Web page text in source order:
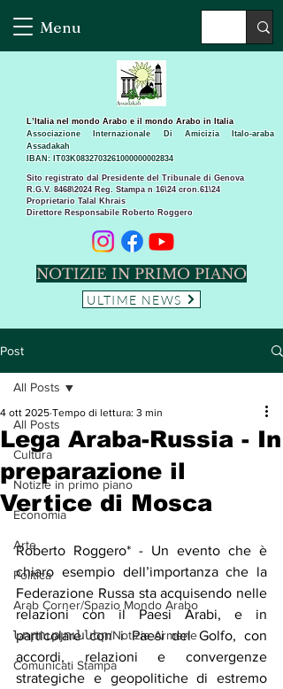
Menu
Sito registrato dal Presidente del Tribunale di Genova
R.G.V. 8468\2024 Reg. Stampa n 16\24 cron.61\24 ​
Proprietario Talal Khrais
Direttore Responsabile Roberto Roggero
L’Italia nel mondo Arabo e il mondo Arabo in Italia
Associazione Internazionale Di Amicizia Italo-araba
Assadakah
IBAN: IT03K0832703261000000002834
NOTIZIE IN PRIMO PIANO
ULTIME NEWS
Post
All Posts
Cultura
Notizie in primo piano
Economia
Arte
Politica
Arab Corner/Spazio Mondo Arabo
Նորություններ/Notizie Armene
Comunicati Stampa
All Posts
Lega Araba-Russia - In
preparazione il
Vertice di Mosca
4 ott 2025 Tempo di lettura: 3 min
Roberto Roggero* - Un evento che è
chiaro esempio dell’importanza che la
Federazione Russa sta acquisendo nelle
relazioni con il Paesi Arabi, e in
particolare con i Paesi del Golfo, con
accordi, relazioni e convergenze
strategiche e geopolitiche di estremo